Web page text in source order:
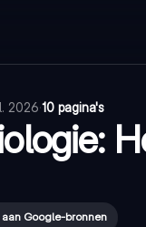
2026·10 pagina's
Google-bronnen